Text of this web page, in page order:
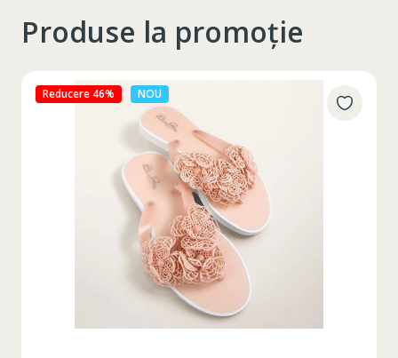
Produse la promoție
Reducere 27% NOU